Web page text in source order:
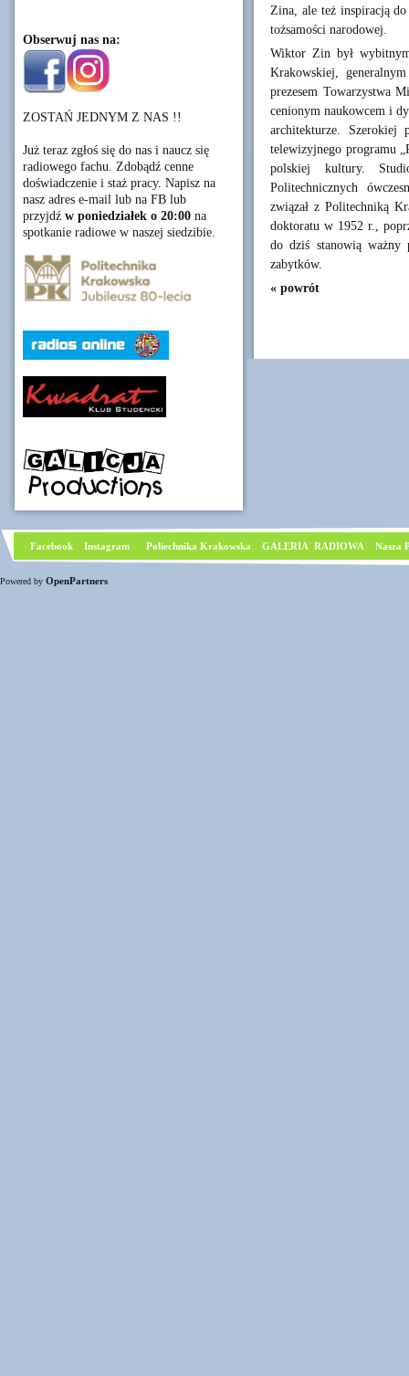
Obserwuj nas na:
ZOSTAŃ JEDNYM Z NAS !!
Już teraz zgłoś się do nas i naucz się
radiowego fachu. Zdobądź cenne
doświadczenie i staż pracy. Napisz na
nasz adres e-mail lub na FB lub
przyjdź w poniedziałek o 20:00 na
spotkanie radiowe w naszej siedzibie.
Zina, ale też inspiracją
tożsamości narodowej.
Wiktor Zin był
Krakowskiej,
prezesem Towarzystwa
cenionym naukowcem i
architekturze. Szerokiej
telewizyjnego programu
polskiej kultury.
Politechnicznych
związał z Politechniką
doktoratu w 1952 r.,
do dziś stanowią
zabytków.
« powrót
Facebook Instagram Poliechnika Krakowska GALERIA RADIOWA Nasza
Powered by OpenPartners